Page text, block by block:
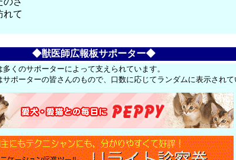
れて
◆獣医師広報板サポーター◆
くのサポーターによって支えられています。
サポーターの皆さんのもので、口数に応じてランダムに表示され